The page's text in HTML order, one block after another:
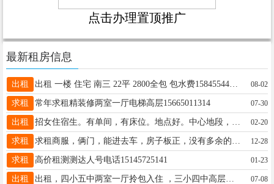
点击办理置顶推广
最新租房信息
出租 出租 一楼 住宅 南三 22平 2800全包 包水费15845544549 08-02
求租 常年求租精装修两室一厅电梯高层15665011314 07-30
出租 02-20
求租 12-28
求租 高价租测测达人号电话15145725141 01-23
出租 出租，四小五中两室一厅拎包入住 ，三小四中高层两室一厅，一小六中学区房拎包入住，15344552208微信同号 07-08